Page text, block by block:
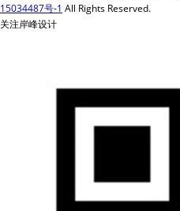
15034487号-1 All Rights Reserved.
关注岸峰设计